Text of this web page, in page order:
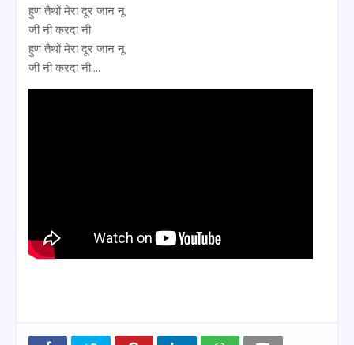
हुण तैथों मेरा दूर जान नू
जी नी करदा नी
हुण तैथों मेरा दूर जान नू
जी नी करदा नी....